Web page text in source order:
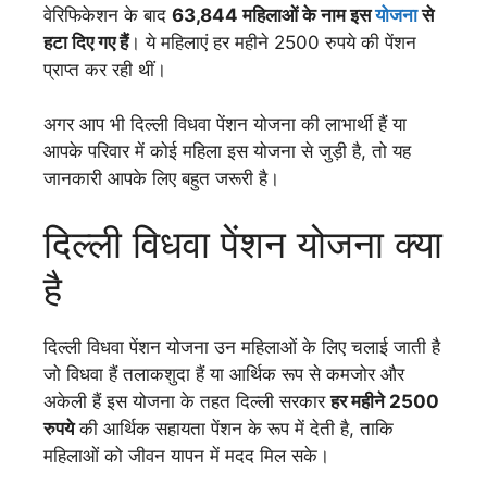
वेरिफिकेशन के बाद 63,844 महिलाओं के नाम इसयोजनासे
हटा दिए गए हैं। ये महिलाएं हर महीने 2500 रुपये की पेंशन
प्राप्त कर रही थीं।
अगर आप भी दिल्ली विधवा पेंशन योजना की लाभार्थी हैं या
आपके परिवार में कोई महिला इस योजना से जुड़ी है, तो यह
जानकारी आपके लिए बहुत जरूरी है।
दिल्ली विधवा पेंशन योजना क्या
है
दिल्ली विधवा पेंशन योजना उन महिलाओं के लिए चलाई जाती है
जो विधवा हैं तलाकशुदा हैं या आर्थिक रूप से कमजोर और
अकेली हैं इस योजना के तहत दिल्ली सरकारहर महीने 2500
रुपयेकी आर्थिक सहायता पेंशन के रूप में देती है, ताकि
महिलाओं को जीवन यापन में मदद मिल सके।